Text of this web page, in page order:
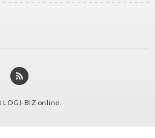
LOGI-BIZ online